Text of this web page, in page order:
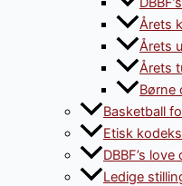
Årets
Årets
Årets
Børne
Basketball
Etisk kodeks
DBBF’s
Ledige